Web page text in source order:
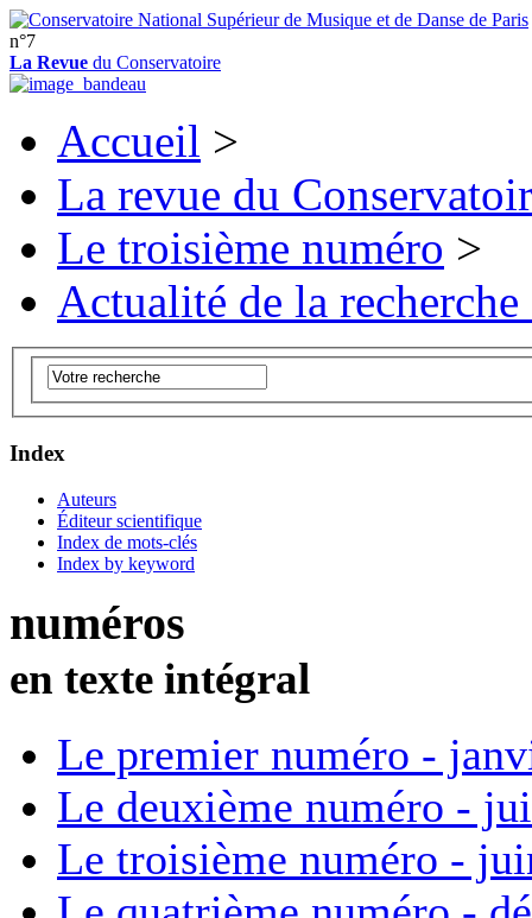
n°7
La Revue du Conservatoire
Accueil >
La revue du
Le troisième numéro >
Actualité de la
Index
Auteurs
Éditeur scientifique
Index de mots-clés
Index by keyword
numéros
en texte intégral
Le premier numéro -
Le deuxième numéro -
Le troisième numéro -